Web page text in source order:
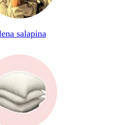
salapina